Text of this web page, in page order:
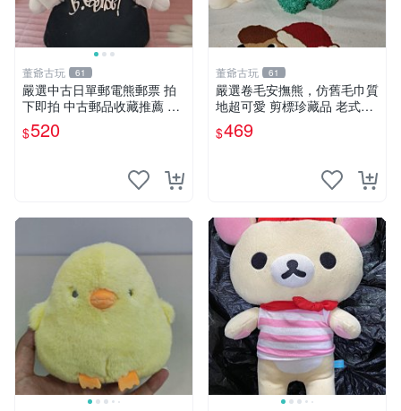
董爺古玩 61
嚴選中古日單郵電熊郵票 拍
下即拍 中古郵品收藏推薦 郵
票 郵電熊 日本
$520
董爺古玩 61
嚴選卷毛安撫熊，仿舊毛巾質
地超可愛 剪標珍藏品 老式毛
巾質地 安撫熊 款式
$469